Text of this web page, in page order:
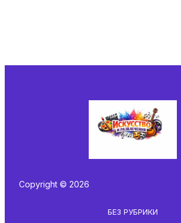
Copyright © 2026
БЕЗ РУБРИКИ